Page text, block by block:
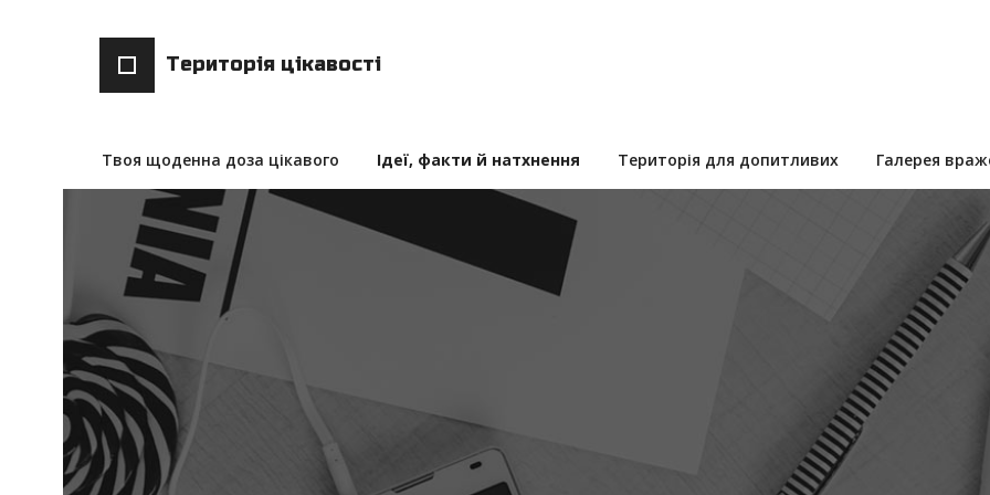
Територія цікавості
Твоя щоденна доза цікавого Ідеї, факти й натхнення Територія для допитливих Галерея